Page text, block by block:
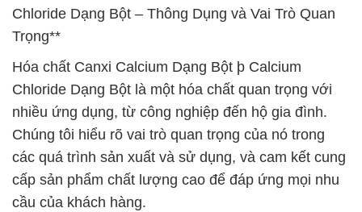
Chloride Dạng Bột – Thông Dụng và Vai Trò Quan
Trọng**
Hóa chất Canxi Calcium Dạng Bột þ Calcium
Chloride Dạng Bột là một hóa chất quan trọng với
nhiều ứng dụng, từ công nghiệp đến hộ gia đình.
Chúng tôi hiểu rõ vai trò quan trọng của nó trong
các quá trình sản xuất và sử dụng, và cam kết cung
cấp sản phẩm chất lượng cao để đáp ứng mọi nhu
cầu của khách hàng.